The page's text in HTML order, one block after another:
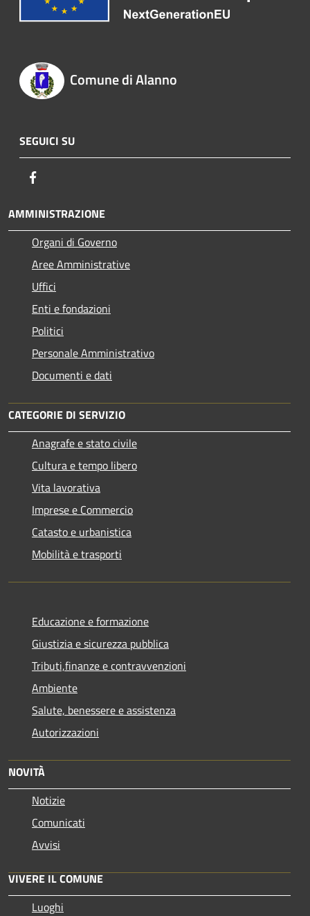
Comune di Alanno
SEGUICI SU
AMMINISTRAZIONE
Organi di Governo
Aree Amministrative
Uffici
Enti e fondazioni
Politici
Personale Amministrativo
Documenti e dati
CATEGORIE DI SERVIZIO
Anagrafe e stato civile
Cultura e tempo libero
Vita lavorativa
Imprese e Commercio
Catasto e urbanistica
Mobilità e trasporti
Educazione e formazione
Giustizia e sicurezza pubblica
Tributi,finanze e contravvenzioni
Ambiente
Salute, benessere e assistenza
Autorizzazioni
NOVITÀ
Notizie
Comunicati
Avvisi
VIVERE IL COMUNE
Luoghi